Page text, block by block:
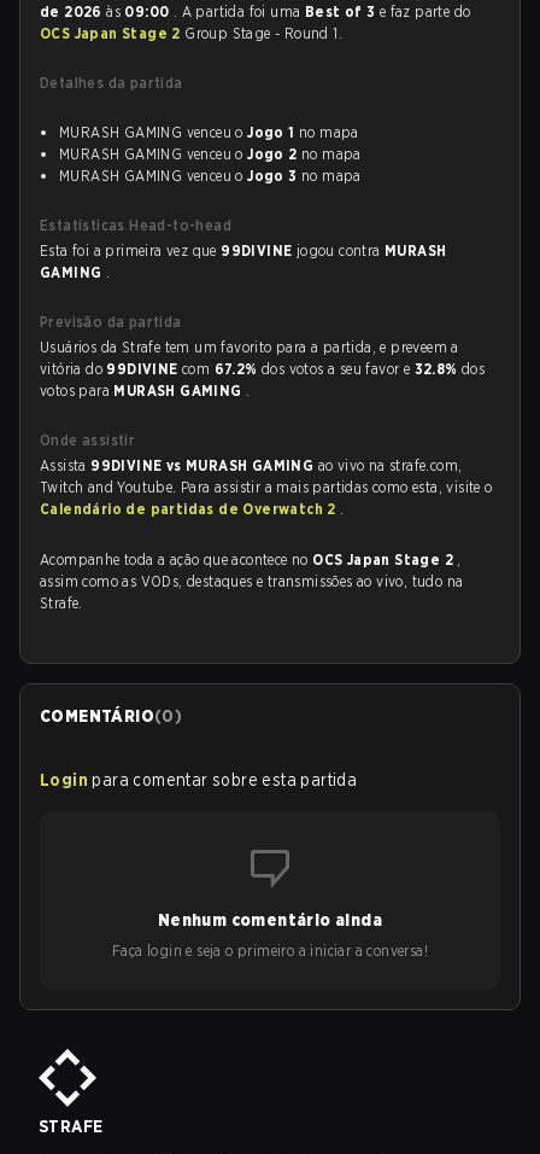
de 2026às 09:00 . A partida foi uma Best of 3 e faz parte do
OCS Japan Stage 2 Group Stage - Round 1.
Detalhes da partida
MURASH GAMING venceu oJogo 1 no mapa
MURASH GAMING venceu oJogo 2 no mapa
MURASH GAMING venceu oJogo 3 no mapa
Estatísticas Head-to-head
Esta foi a primeira vez que 99DIVINE jogou contra MURASH
GAMING .
Previsão da partida
Usuários da Strafe tem um favorito para a partida, e preveem a
vitória do 99DIVINEcom 67.2%dos votos a seu favor e 32.8%dos
votos para MURASH GAMING .
Onde assistir
Assista 99DIVINE vs MURASH GAMING ao vivo na strafe.com,
Twitch and Youtube. Para assistir a mais partidas como esta, visite o
Calendário de partidas de Overwatch 2 .
Acompanhe toda a ação que acontece no OCS Japan Stage 2 ,
assim como as VODs, destaques e transmissões ao vivo, tudo na
Strafe.
COMENTÁRIO(0)
Login para comentar sobre esta partida
Nenhum comentário ainda
Faça login e seja o primeiro a iniciar a conversa!
STRAFE